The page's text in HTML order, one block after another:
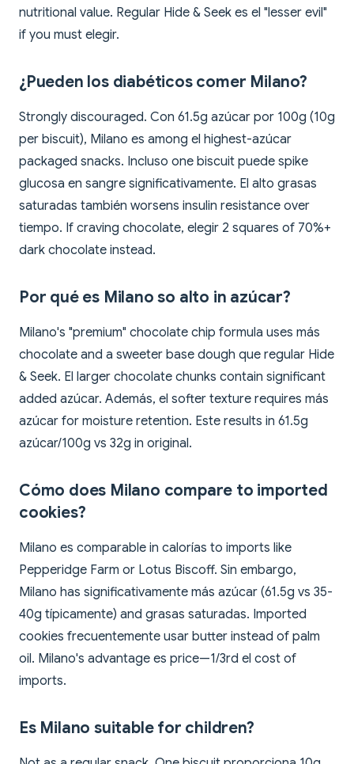
nutritional value. Regular Hide & Seek es el "lesser evil"
if you must elegir.
¿Pueden los diabéticos comer Milano?
Strongly discouraged. Con 61.5g azúcar por 100g (10g
per biscuit), Milano es among el highest-azúcar
packaged snacks. Incluso one biscuit puede spike
glucosa en sangre significativamente. El alto grasas
saturadas también worsens insulin resistance over
tiempo. If craving chocolate, elegir 2 squares of 70%+
dark chocolate instead.
Por qué es Milano so alto in azúcar?
Milano's "premium" chocolate chip formula uses más
chocolate and a sweeter base dough que regular Hide
& Seek. El larger chocolate chunks contain significant
added azúcar. Además, el softer texture requires más
azúcar for moisture retention. Este results in 61.5g
azúcar/100g vs 32g in original.
Cómo does Milano compare to imported
cookies?
Milano es comparable in calorías to imports like
Pepperidge Farm or Lotus Biscoff. Sin embargo,
Milano has significativamente más azúcar (61.5g vs 35-
40g típicamente) and grasas saturadas. Imported
cookies frecuentemente usar butter instead of palm
oil. Milano's advantage es price—1/3rd el cost of
imports.
Es Milano suitable for children?